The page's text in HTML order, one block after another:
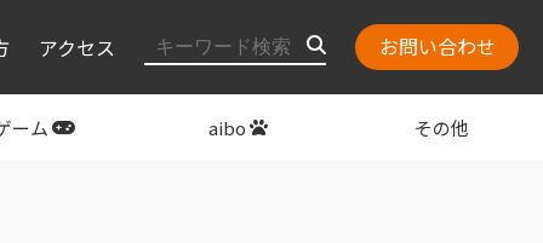
アクセス お問い合わせ
ーム aibo その他